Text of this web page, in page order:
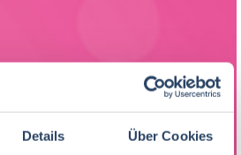
Details Über Cookies
34
74
29
95
71
42
39
53
28